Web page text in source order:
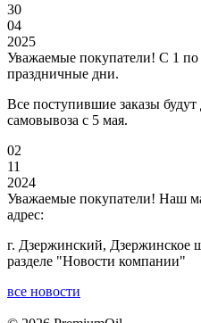
30
04
2025
Уважаемые покупатели! С 1
праздничные дни.
Все поступившие заказы
самовывоза с 5 мая.
02
11
2024
Уважаемые покупатели! Наш
адрес:
г. Дзержинский, Дзержинское
разделе "Новости компании"
все новости